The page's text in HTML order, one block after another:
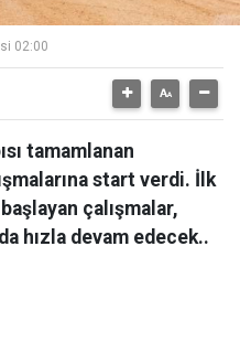
02:00
tamamlanan
start verdi. İlk
çalışmalar,
hızla devam edecek..